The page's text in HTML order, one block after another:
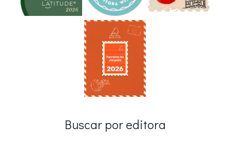
Buscar por editora